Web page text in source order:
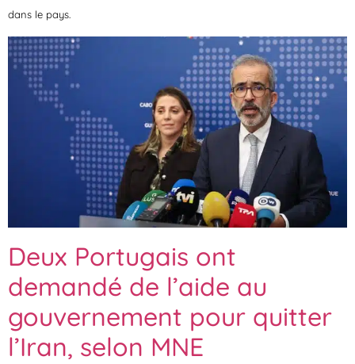
dans le pays.
Deux Portugais ont
demandé de l’aide au
gouvernement pour quitter
l’Iran, selon MNE